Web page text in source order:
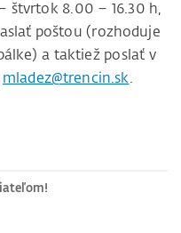
štvrtok 8.00 – 16.30 h,
poštou (rozhoduje
a taktiež poslať v
mladez@trencin.sk.